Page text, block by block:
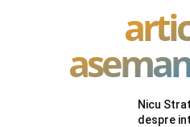
Nicu
despre